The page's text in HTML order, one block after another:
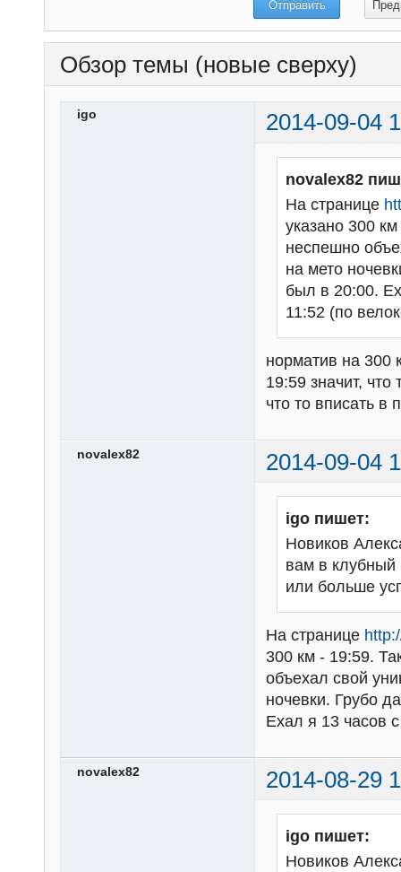
Обзор темы (новые сверху)
igo 2014-09-04
novalex82
На странице
указано 300
неспешно
на мето
был в 20:00.
11:52 (по
норматив на 300
19:59 значит,
что то вписать в
novalex82 2014-09-04
igo пишет:
Новиков
вам в клубный
или больше
На странице
300 км - 19:59.
объехал свой
ночевки. Грубо
Ехал я 13 часов
novalex82 2014-08-29
igo пишет:
Новиков